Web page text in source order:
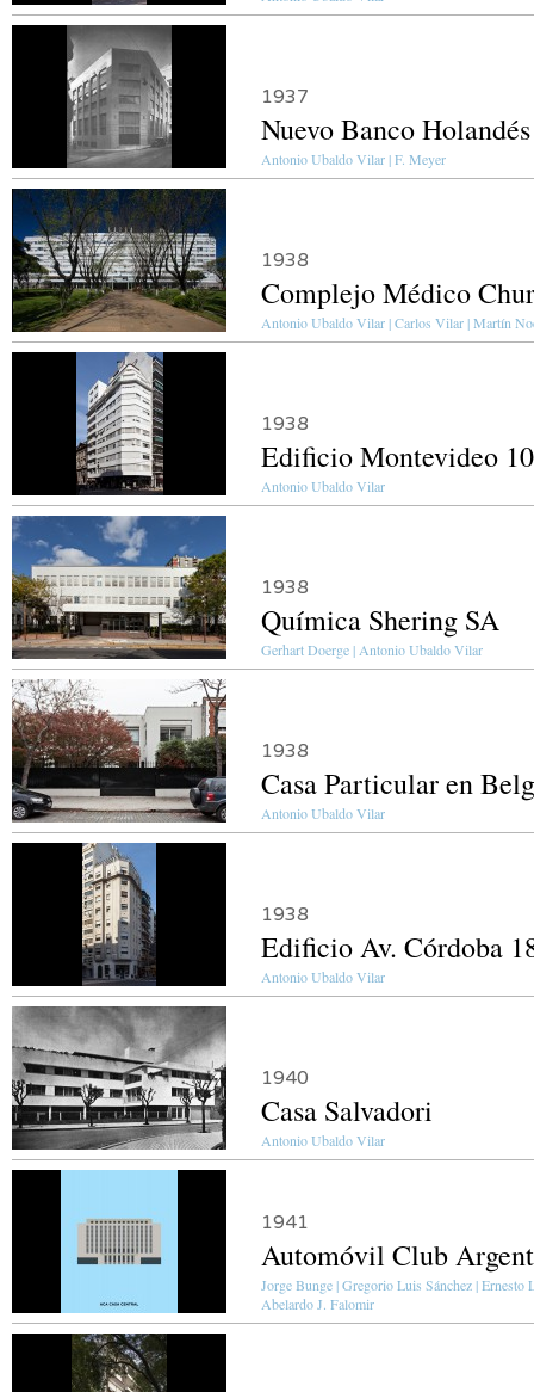
1937
Nuevo Banco
Antonio Ubaldo Vilar | F. Meyer
1938
Complejo Médico
Antonio Ubaldo Vilar | Carlos Vilar | Martín
1938
Edificio Montevideo
Antonio Ubaldo Vilar
1938
Química Shering SA
Gerhart Doerge | Antonio Ubaldo Vilar
1938
Casa Particular en
Antonio Ubaldo Vilar
1938
Edificio Av. Córdoba
Antonio Ubaldo Vilar
1940
Casa Salvadori
Antonio Ubaldo Vilar
1941
Automóvil Club
Jorge Bunge | Gregorio Luis Sánchez |
Abelardo J. Falomir